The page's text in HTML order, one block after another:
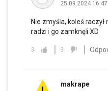
25.09.2024 16:47
Nie zmyśla, koleś
radzi i go zamknęli XD
3 3
makrape